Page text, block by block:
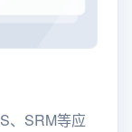
、SRM等应